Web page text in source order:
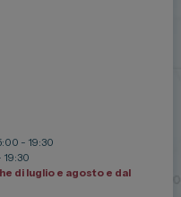
- 19:30
19:30
di luglio e agosto e dal